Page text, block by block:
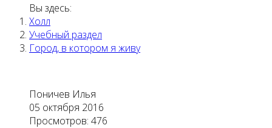
Вы здесь:
Холл
Учебный раздел
Город, в котором я живу
Поничев Илья
05 октября 2016
Просмотров: 476